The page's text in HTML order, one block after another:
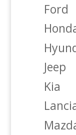
Ford
Jeep
Kia